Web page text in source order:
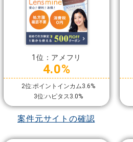
1位：アメフリ
4.0%
2位:ポイントインカム3.6%
3位:ハピタス3.0%
案件元サイトの確認